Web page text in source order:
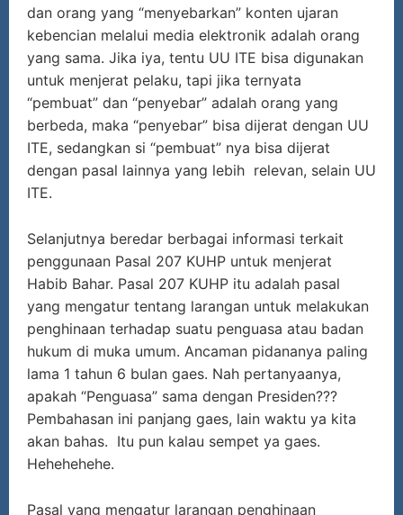
dan orang yang “menyebarkan” konten ujaran
kebencian melalui media elektronik adalah orang
yang sama. Jika iya, tentu UU ITE bisa digunakan
untuk menjerat pelaku, tapi jika ternyata
“pembuat” dan “penyebar” adalah orang yang
berbeda, maka “penyebar” bisa dijerat dengan UU
ITE, sedangkan si “pembuat” nya bisa dijerat
dengan pasal lainnya yang lebih relevan, selain UU
ITE.
Selanjutnya beredar berbagai informasi terkait
penggunaan Pasal 207 KUHP untuk menjerat
Habib Bahar. Pasal 207 KUHP itu adalah pasal
yang mengatur tentang larangan untuk melakukan
penghinaan terhadap suatu penguasa atau badan
hukum di muka umum. Ancaman pidananya paling
lama 1 tahun 6 bulan gaes. Nah pertanyaanya,
apakah “Penguasa” sama dengan Presiden???
Pembahasan ini panjang gaes, lain waktu ya kita
akan bahas. Itu pun kalau sempet ya gaes.
Hehehehehe.
Pasal yang mengatur larangan penghinaan